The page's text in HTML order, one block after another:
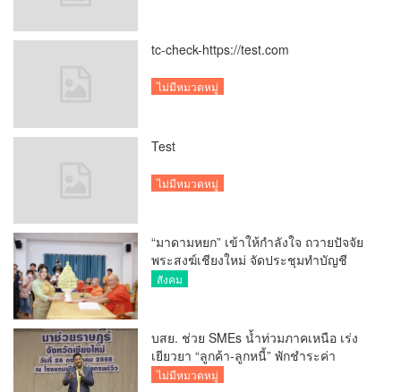
tc-check-https://test.com
ไม่มีหมวดหมู่
Test
ไม่มีหมวดหมู่
“มาดามหยก” เข้าให้กำลังใจ ถวายปัจจัย
พระสงฆ์เชียงใหม่ จัดประชุมทำบัญชี
รายรับรายจ่ายของวัด กว่า 300 รูป ที่วัด
สังคม
บสย. ช่วย SMEs น้ำท่วมภาคเหนือ เร่ง
เยียวยา “ลูกค้า-ลูกหนี้” พักชำระค่า
ธรรมเนียม-ค่างวด
ไม่มีหมวดหมู่